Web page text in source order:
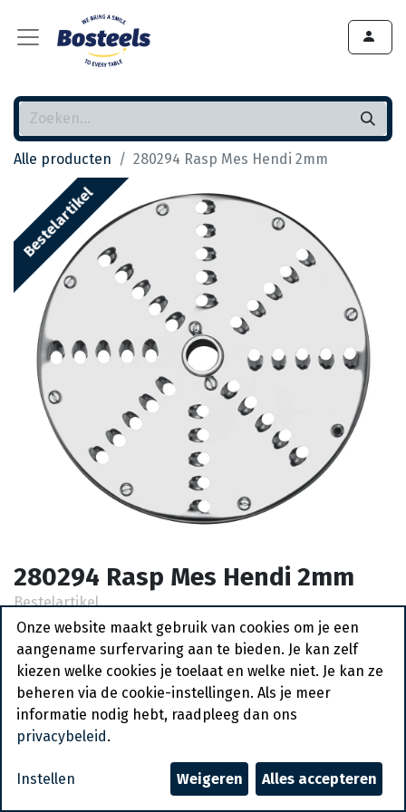
Alle producten 280294 Rasp Mes Hendi 2mm
Bestelartikel
280294 Rasp Mes Hendi 2mm
Bestelartikel
Vraag een account aan
Algemene voorwaarden
30-dagen geld terug garantie
Verzending: 2-3 werkdagen
Onze website maakt gebruik van cookies om je een
aangename surfervaring aan te bieden. Je kan zelf
kiezen welke cookies je toelaat en welke niet. Je kan ze
beheren via de cookie-instellingen. Als je meer
informatie nodig hebt, raadpleeg dan ons
privacybeleid .
Instellen Weigeren Alles accepteren